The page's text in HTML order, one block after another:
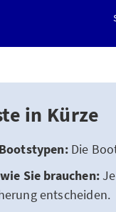
in Kürze
Die
Sie brauchen:Je
entscheiden.